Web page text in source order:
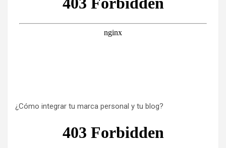
¿Cómo integrar tu marca personal y tu blog?